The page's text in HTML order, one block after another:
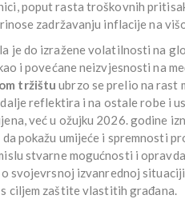
poput rasta troškovnih
zadržavanju inflacije na
je do izražene volatilnosti na
i povećane neizvjesnosti na
tržištu ubrzo se prelio na rast
reflektira i na ostale robe i
već u ožujku 2026. godine
pokažu umijeće i spremnosti
stvarne mogućnosti i
svojevrsnoj izvanrednoj
ciljem zaštite vlastitih građana.